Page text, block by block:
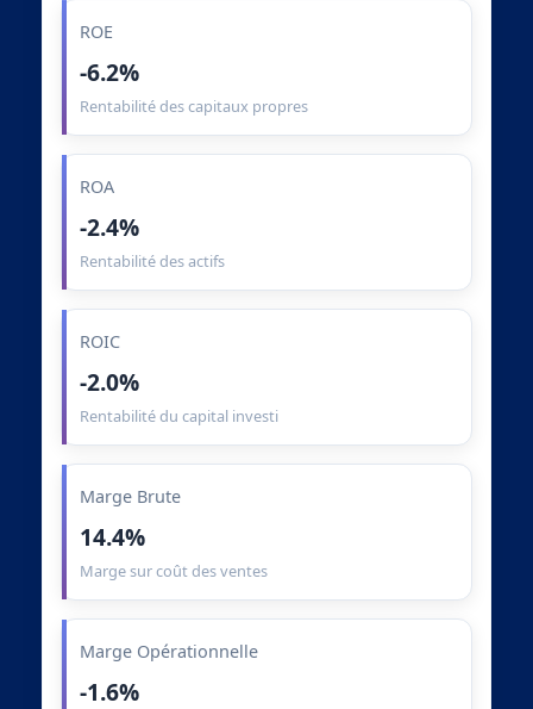
ROE
-6.2%
Rentabilité des capitaux propres
ROA
-2.4%
Rentabilité des actifs
ROIC
-2.0%
Rentabilité du capital investi
Marge Brute
14.4%
Marge sur coût des ventes
Marge Opérationnelle
-1.6%